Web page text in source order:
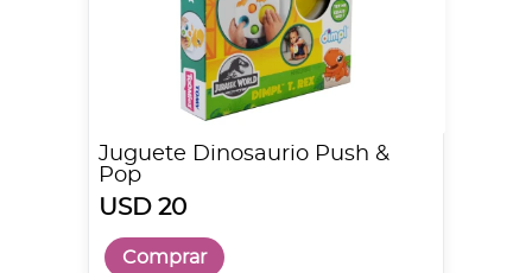
Juguete Dinosaurio Push &
Pop
USD 20
Comprar